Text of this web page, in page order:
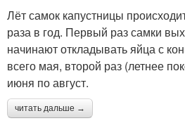
Лёт самок капустницы
раза в год. Первый раз самки
начинают откладывать яйца с
всего мая, второй раз (летнее
июня по август.
читать дальше →